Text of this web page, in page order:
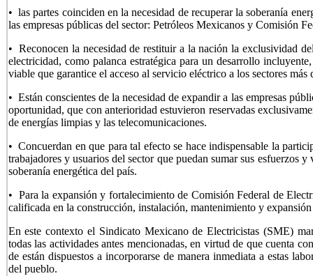
• las partes coinciden en la necesidad de recuperar la soberanía
las empresas públicas del sector: Petróleos Mexicanos y Comisión
• Reconocen la necesidad de restituir a la nación la exclusividad
electricidad, como palanca estratégica para un desarrollo
viable que garantice el acceso al servicio eléctrico a los sectores más
• Están conscientes de la necesidad de expandir a las empresas
oportunidad, que con anterioridad estuvieron reservadas
de energías limpias y las telecomunicaciones.
• Concuerdan en que para tal efecto se hace indispensable la
trabajadores y usuarios del sector que puedan sumar sus esfuerzos
soberanía energética del país.
• Para la expansión y fortalecimiento de Comisión Federal de
calificada en la construcción, instalación, mantenimiento y
En este contexto el Sindicato Mexicano de Electricistas (SME)
todas las actividades antes mencionadas, en virtud de que cuenta
de están dispuestos a incorporarse de manera inmediata a estas
del pueblo.